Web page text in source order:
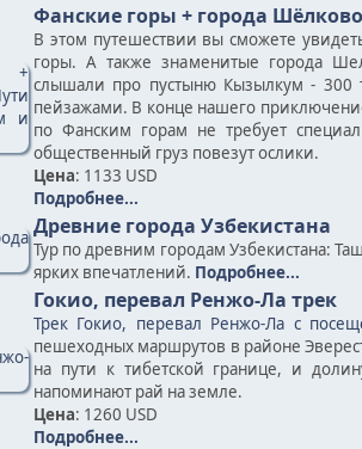
Фанские горы + города
В этом путешествии вы сможете
горы. А также знаменитые города
слышали про пустыню Кызылкум - 300
пейзажами. В конце нашего
по Фанским горам не требует
общественный груз повезут ослики.
Цена: 1133 USD
Подробнее...
Древние города Узбекистана
Тур по древним городам Узбекистана:
ярких впечатлений. Подробнее...
Гокио, перевал Ренжо-Ла трек
Трек Гокио, перевал Ренжо-Ла с
пешеходных маршрутов в районе
на пути к тибетской границе, и
напоминают рай на земле.
Цена: 1260 USD
Подробнее...